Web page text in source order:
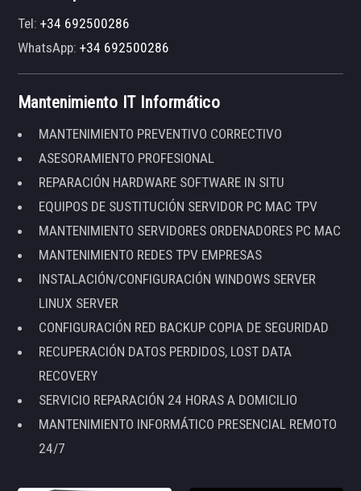
Tel:+34 692500286
WhatsApp:+34 692500286
Mantenimiento IT Informático
MANTENIMIENTO PREVENTIVO CORRECTIVO
ASESORAMIENTO PROFESIONAL
REPARACIÓN HARDWARE SOFTWARE IN SITU
EQUIPOS DE SUSTITUCIÓN SERVIDOR PC MAC TPV
MANTENIMIENTO SERVIDORES ORDENADORES PC MAC
MANTENIMIENTO REDES TPV EMPRESAS
INSTALACIÓN/CONFIGURACIÓN WINDOWS SERVER
LINUX SERVER
CONFIGURACIÓN RED BACKUP COPIA DE SEGURIDAD
RECUPERACIÓN DATOS PERDIDOS, LOST DATA
RECOVERY
SERVICIO REPARACIÓN 24 HORAS A DOMICILIO
MANTENIMIENTO INFORMÁTICO PRESENCIAL REMOTO
24/7